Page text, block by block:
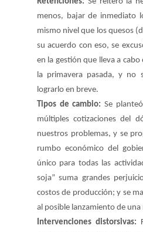
menos, bajar de inmediato
mismo nivel que los quesos
su acuerdo con eso, se
en la gestión que lleva a
la primavera pasada, y no
lograrlo en breve.
Tipos de cambio: Se
múltiples cotizaciones del
nuestros problemas, y se
rumbo económico del
único para todas las
soja” suma grandes
costos de producción; y se
al posible lanzamiento de
Intervenciones distorsivas: